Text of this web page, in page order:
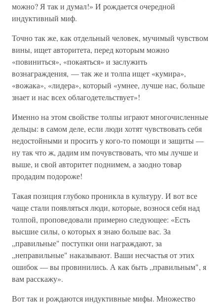
можно? Я так и думал!» И рождается очередной
индуктивный миф.
Точно так же, как отдельный человек, мучимый чувством
вины, ищет авторитета, перед которым можно
«повиниться», «покаяться» и заслужить
вознаграждения, — так же и толпа ищет «кумира»,
«вожака», «лидера», который «умнее, лучше нас, больше
знает и нас всех облагодетельствует»!
Именно на этом свойстве толпы играют многочисленные
дельцы: в самом деле, если люди хотят чувствовать себя
недостойными и просить у кого-то помощи и защиты —
ну так что ж, дадим им почувствовать, что мы лучше и
выше, и свой авторитет поднимем, а заодно товар
продадим подороже!
Такая позиция глубоко проникла в культуру. И вот все
чаще стали появляться люди, которые, вознося себя над
толпой, проповедовали примерно следующее: «Есть
высшие силы, о которых я знаю больше вас. За
„правильные" поступки они награждают, за
„неправильные" наказывают. Ваши несчастья от этих
ошибок — вы провинились. А как быть „правильным", я
вам расскажу».
Вот так и рождаются индуктивные мифы. Множество